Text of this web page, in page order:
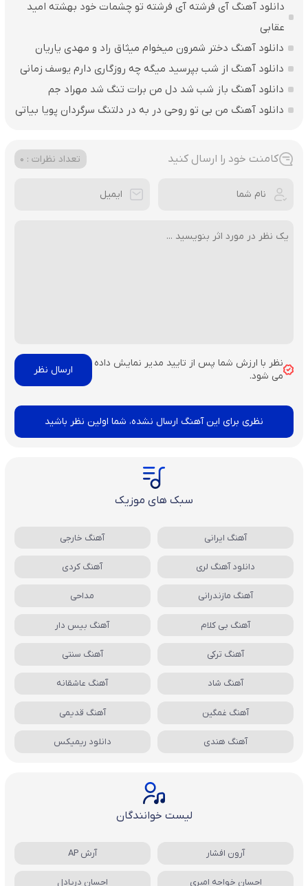
دانلود آهنگ آی فرشته آی فرشته تو چشمات خود بهشته امید
عقابی
دانلود آهنگ دختر شمرون میخوام میثاق راد و مهدی یاریان
دانلود آهنگ از شب بپرسید میگه چه روزگاری دارم یوسف زمانی
دانلود آهنگ باز شب شد دل من برات تنگ شد مهراد جم
دانلود آهنگ من بی تو روحی در به در دلتنگ سرگردان پویا بیاتی
کامنت خود را ارسال کنید تعداد نظرات : 0
نظر با ارزش شما پس از تایید مدیر نمایش داده
می شود.
نظری برای این آهنگ ارسال نشده، شما اولین نظر باشید
سبک های موزیک
آهنگ ایرانی آهنگ خارجی
دانلود آهنگ لری آهنگ کردی
آهنگ مازندرانی مداحی
آهنگ بی کلام آهنگ بیس دار
آهنگ ترکی آهنگ سنتی
آهنگ شاد آهنگ عاشقانه
آهنگ غمگین آهنگ قدیمی
آهنگ هندی دانلود ریمیکس
لیست خوانندگان
آرون افشار آرش AP
احسان خواجه امیری احسان دریادل